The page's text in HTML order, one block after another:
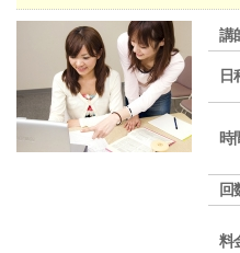
講
日
時
回
料